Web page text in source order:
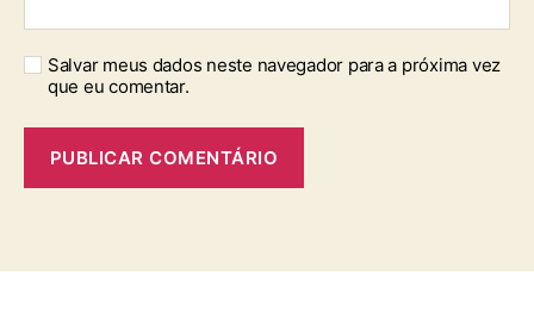
Salvar meus dados neste navegador para a próxima vez
que eu comentar.